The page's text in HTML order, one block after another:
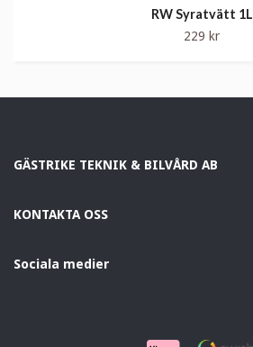
RW Syratvätt 1L
229 kr
GÄSTRIKE TEKNIK & BILVÅRD AB
KONTAKTA OSS
Sociala medier